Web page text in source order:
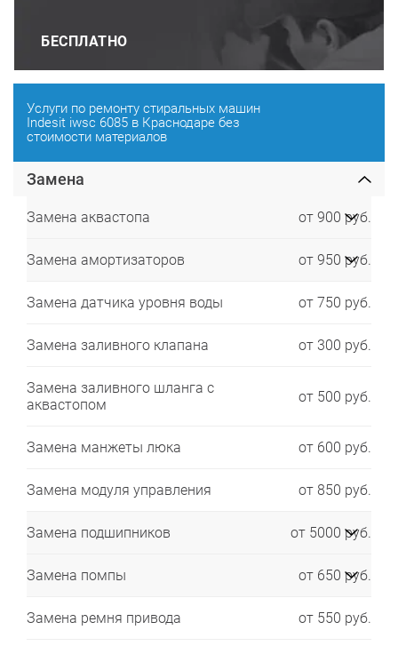
БЕСПЛАТНО
Услуги по ремонту стиральных машин
Indesit iwsc 6085 в Краснодаре без
стоимости материалов
Замена
Замена аквастопа от 900 руб.
Замена амортизаторов от 950 руб.
Замена датчика уровня воды от 750 руб.
Замена заливного клапана от 300 руб.
Замена заливного шланга с
аквастопом
от 500 руб.
Замена манжеты люка от 600 руб.
Замена модуля управления от 850 руб.
Замена подшипников от 5000 руб.
Замена помпы от 650 руб.
Замена ремня привода от 550 руб.